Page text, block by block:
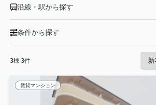
沿線・駅から探す
条件から探す
3棟 3件
賃貸マンション